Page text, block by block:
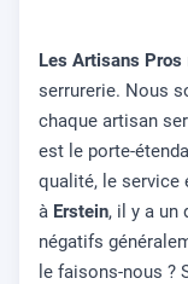
Les Artisans Pros
serrurerie. Nous
chaque artisan
est le porte-
qualité, le
à Erstein, il y a un
négatifs
le faisons-nous ?